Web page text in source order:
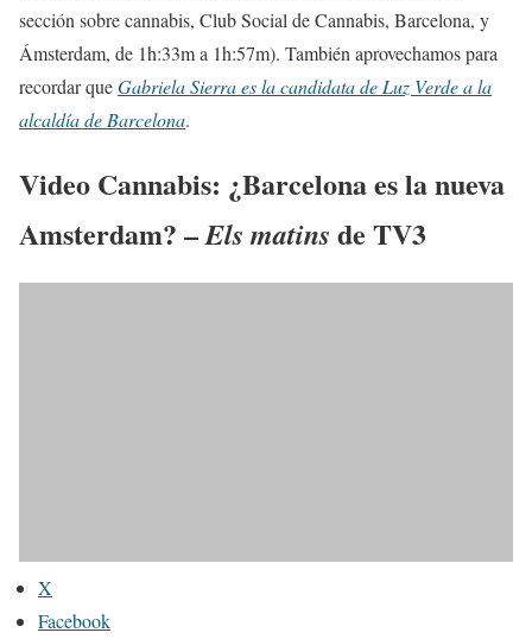
sección sobre cannabis, Club Social de Cannabis, Barcelona, y
Ámsterdam, de 1h:33m a 1h:57m). También aprovechamos para
recordar queGabriela Sierra es la candidata de Luz Verde a la
alcaldía de Barcelona.
Video Cannabis: ¿Barcelona es la nueva
Amsterdam? –Els matins de TV3
X
Facebook